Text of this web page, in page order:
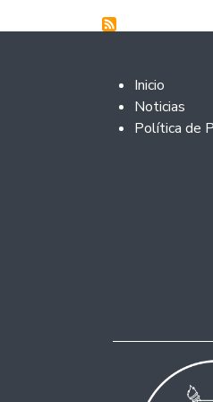
Footer 2
Inicio
Noticias
Política de